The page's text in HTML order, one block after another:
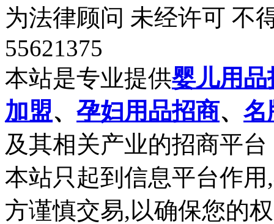
为法律顾问 未经许可 不
55621375
本站是专业提供婴儿用品
加盟、 孕妇用品招商、 名
及其相关产业的招商平台
本站只起到信息平台作
方谨慎交易,以确保您的